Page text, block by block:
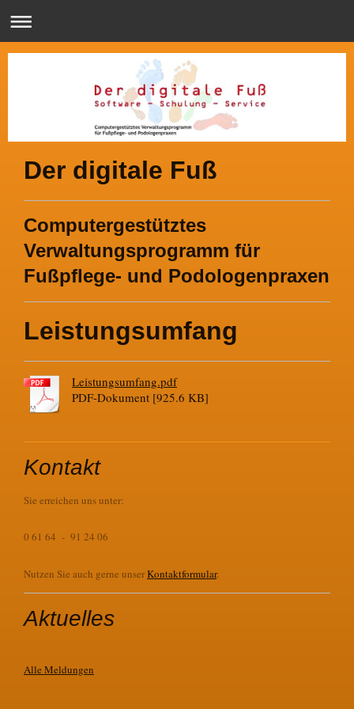
Der digitale Fuß
Computergestütztes
Verwaltungsprogramm für
Fußpflege- und Podologenpraxen
Leistungsumfang
Leistungsumfang.pdf
PDF-Dokument [925.6 KB]
Kontakt
Sie erreichen uns unter:
0 61 64 - 91 24 06
Nutzen Sie auch gerne unserKontaktformular.
Aktuelles
Alle Meldungen